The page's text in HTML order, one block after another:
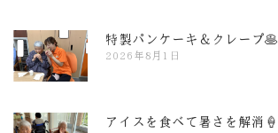
特製パンケーキ＆クレープ🥞
2026年8月1日
アイスを食べて暑さを解消🍦